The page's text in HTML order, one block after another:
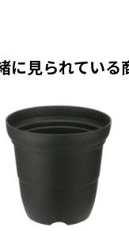
に見られている